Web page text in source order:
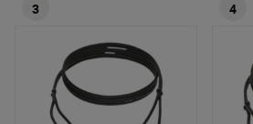
3 4